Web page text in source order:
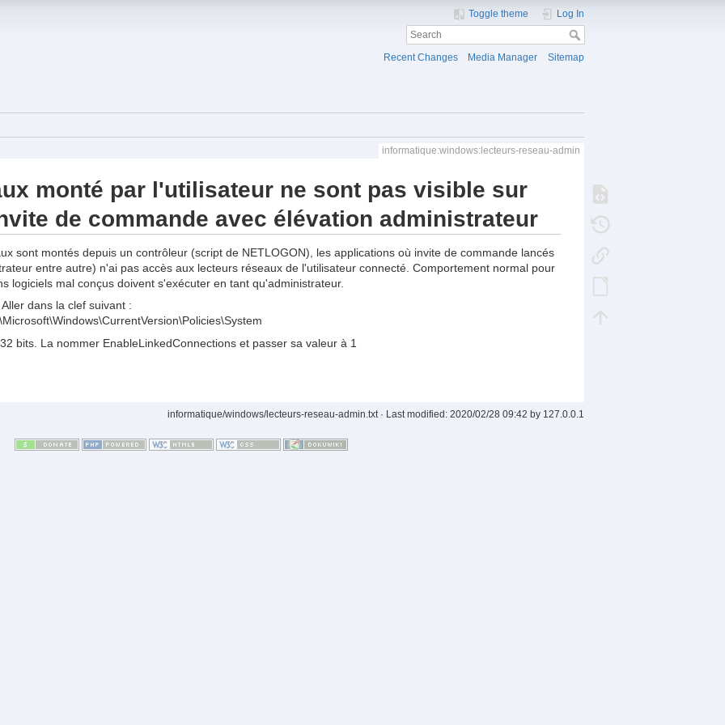
Toggle theme Log In
Recent Changes Media Manager Sitemap
informatique:windows:lecteurs-reseau-admin
monté par l'utilisateur ne sont pas visible sur
de commande avec élévation administrateur
sont montés depuis un contrôleur (script de NETLOGON), les applications où invite de commande lancés
entre autre) n'ai pas accès aux lecteurs réseaux de l'utilisateur connecté. Comportement normal pour
logiciels mal conçus doivent s'exécuter en tant qu'administrateur.
dans la clef suivant :
bits. La nommer EnableLinkedConnections et passer sa valeur à 1
informatique/windows/lecteurs-reseau-admin.txt· Last modified: 2020/02/28 09:42 by 127.0.0.1